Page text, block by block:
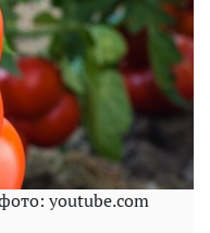
youtube.com